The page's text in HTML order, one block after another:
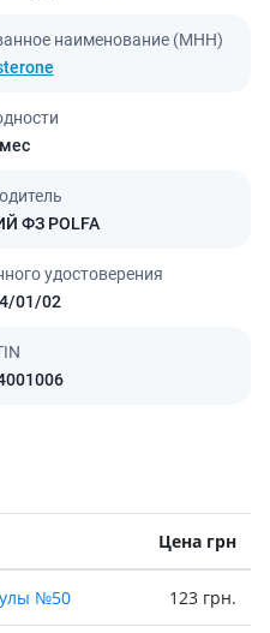
наименование (МНН)
мес
ФЗ POLFA
удостоверения
01/02
Цена грн
№50 123 грн.